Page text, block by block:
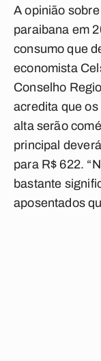
A opinião
paraibana em
consumo que
economista
Conselho
acredita que
alta serão
principal
para R$ 622.
bastante
aposentados